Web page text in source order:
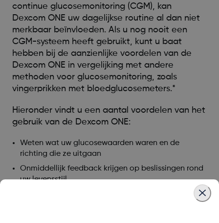
continue glucosemonitoring (CGM), kan
Dexcom ONE uw dagelijkse routine al dan niet
merkbaar beïnvloeden. Als u nog nooit een
CGM-systeem heeft gebruikt, kunt u baat
hebben bij de aanzienlijke voordelen van de
Dexcom ONE in vergelijking met andere
methoden voor glucosemonitoring, zoals
vingerprikken met bloedglucosemeters.*
Hieronder vindt u een aantal voordelen van het
gebruik van de Dexcom ONE:
Weten wat uw glucosewaarden waren en de
richting die ze uitgaan
Onmiddellijk feedback krijgen op beslissingen rond
uw levensstijl
Behandelbeslissingen nemen met uw Dexcom ONE